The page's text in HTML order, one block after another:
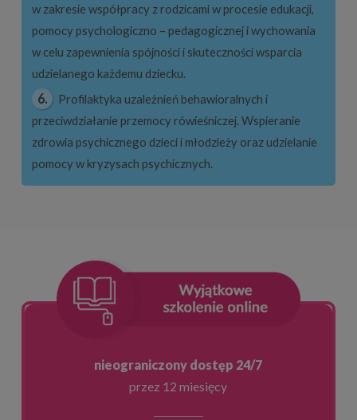
w zakresie współpracy z rodzicami w procesie edukacji,
pomocy psychologiczno – pedagogicznej i wychowania
w celu zapewnienia spójności i skuteczności wsparcia
udzielanego każdemu dziecku.
6.
Profilaktyka uzależnień behawioralnych i
przeciwdziałanie przemocy rówieśniczej. Wspieranie
zdrowia psychicznego dzieci i młodzieży oraz udzielanie
pomocy w kryzysach psychicznych.
nieograniczony dostęp 24/7
przez 12 miesięcy